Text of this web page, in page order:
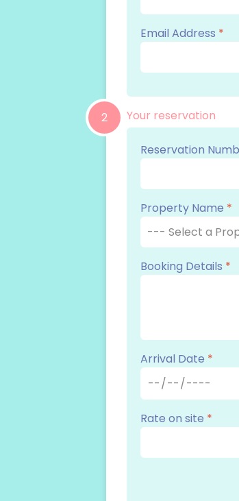
Email Address *
2 Your reservation
Reservation
Property Name *
Booking Details *
Arrival Date *
Rate on site *